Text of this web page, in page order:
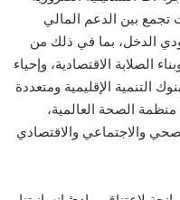
تجمع بين الدعم المالي
الدخل، بما في ذلك من
الصلابة الاقتصادية، وإحياء
التنمية الإقليمية ومتعددة
الصحة العالمية،
والاجتماعي والاقتصادي